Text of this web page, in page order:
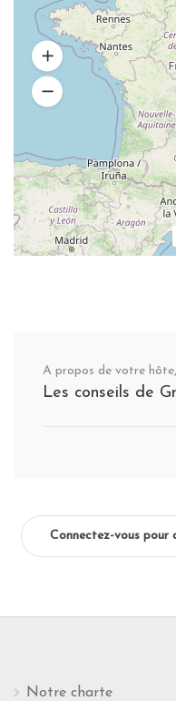
A propos de votre hôte,
Les conseils de
Connectez-vous pour
Notre charte